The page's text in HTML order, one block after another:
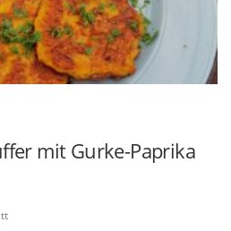
mit Gurke-Paprika